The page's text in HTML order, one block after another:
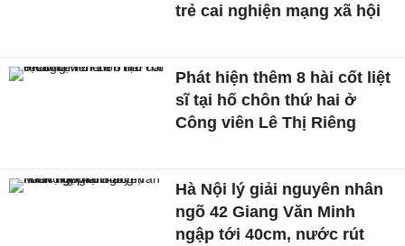
trẻ cai nghiện mạng xã hội
Phát hiện thêm 8 hài cốt liệt
sĩ tại hố chôn thứ hai ở
Công viên Lê Thị Riêng
Hà Nội lý giải nguyên nhân
ngõ 42 Giang Văn Minh
ngập tới 40cm, nước rút